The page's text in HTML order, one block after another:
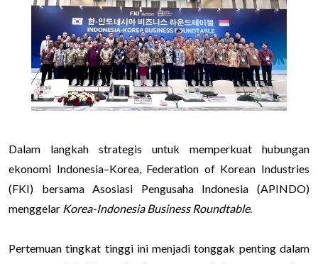
Dalam langkah strategis untuk memperkuat hubungan
ekonomi Indonesia–Korea, Federation of Korean Industries
(FKI) bersama Asosiasi Pengusaha Indonesia (APINDO)
menggelar Korea-Indonesia Business Roundtable.
Pertemuan tingkat tinggi ini menjadi tonggak penting dalam